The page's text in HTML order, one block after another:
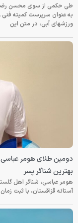
طی حکمی از سوی محسن
به عنوان سرپرست کمیته
ورزشهای آبی، در متن این
دومین طلای هومر عباسی
بهترین شناگر پسر
هومر عباسی، شناگر اهل
آستانه قزاقستان، با ثبت زمان ۲۵.۷۶ ثانیه در ماده ۵۰ متر کرال پشت به مدال طلا